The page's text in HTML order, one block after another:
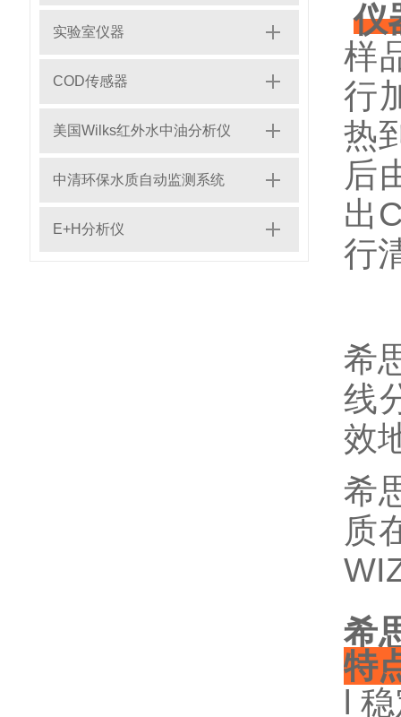
实验室仪器
COD传感器
美国Wilks红外水中油分析仪
中清环保水质自动监测系统
E+H分析仪
仪
样
行
热
后
出
行
希
线
效
希
质
希
特
l